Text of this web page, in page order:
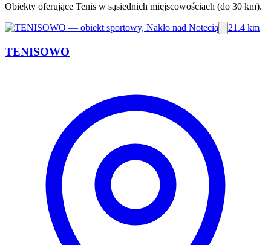
Obiekty oferujące Tenis w sąsiednich miejscowościach (do 30 km).
21.4 km
TENISOWO